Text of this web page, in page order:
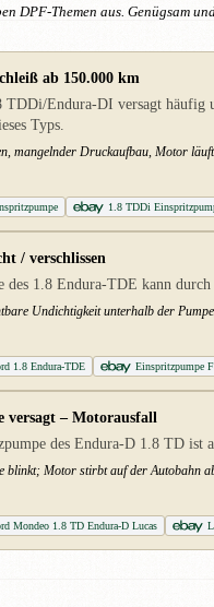
DPF-Themen aus. Genügsam
ab 150.000 km
TDDi/Endura-DI versagt
Typs.
mangelnder Druckaufbau, Motor
1.8 TDDi
/ verschlissen
des 1.8 Endura-TDE kann
Undichtigkeit unterhalb der
1.8 Endura-TDE Einspritzpumpe
versagt – Motorausfall
des Endura-D 1.8 TD
blinkt; Motor stirbt auf der Autobahn
Mondeo 1.8 TD Endura-D Lucas